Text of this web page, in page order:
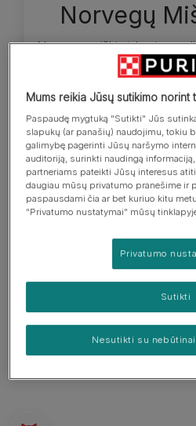
Norvegų
Norvegų miškinė katė yra
Šios veislės gyvūnai
raumeningas ir tvirtai
struktūros. Kojos ilgos, o
ilga, trikampės formos,
aukštai, o jų galiukai su
kailis dengia vilnų
Užsiauginusi kailį katė
karčius bei šlaunų gaurus ir
tarppirščiuose. Norvegų
visokių spalvų, išskyrus
violetinę arba Siamo
kokį skaičių baltų žymių
ar snukučio. Akys gali
Mums reikia Jūsų sutikimo norint
Paspaudę mygtuką "Sutikti" Jūs
slapukų (ar panašių) naudojimu, tokiu
galimybę pagerinti Jūsų naršymo
auditoriją, surinkti naudingą
partneriams pateikti Jūsų interesus
daugiau mūsų privatumo pranešime ir
paspausdami čia ar bet kuriuo kitu
"Privatumo nustatymai" mūsų
Privatumo
Nesutikti su
Sutikti